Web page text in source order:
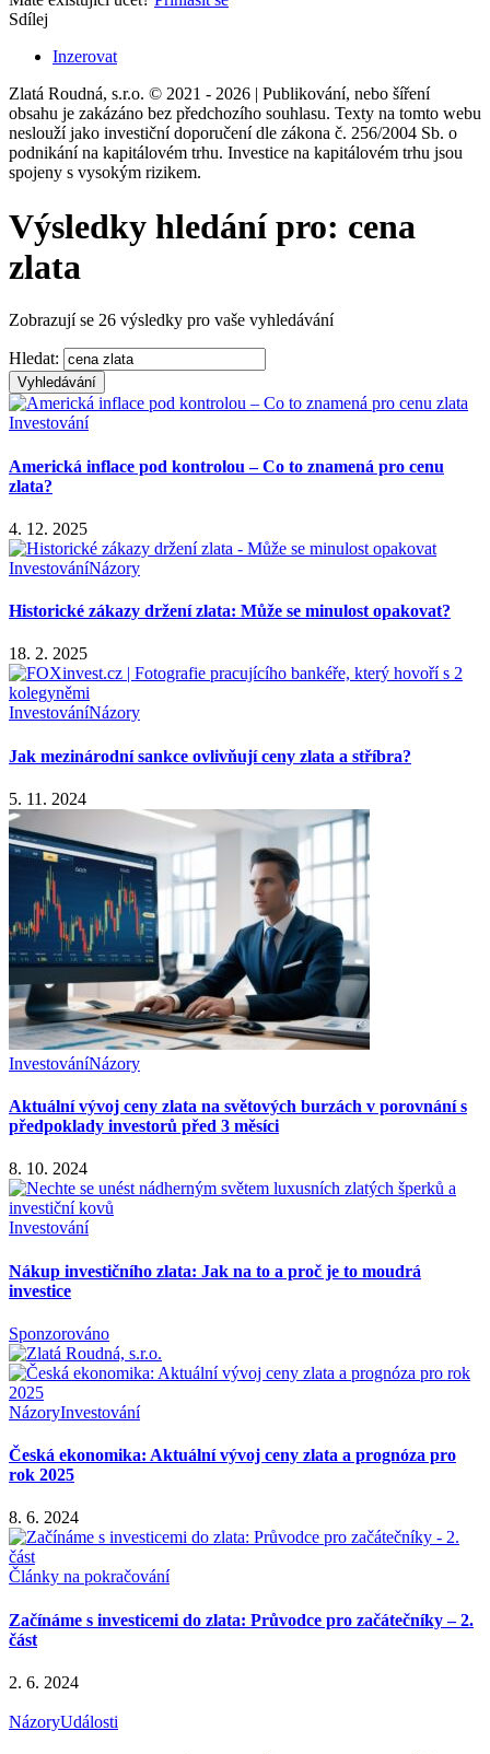
Sdílej
Inzerovat
Zlatá Roudná, s.r.o. © 2021 - 2026 | Publikování, nebo šíření
obsahu je zakázáno bez předchozího souhlasu. Texty na tomto webu
neslouží jako investiční doporučení dle zákona č. 256/2004 Sb. o
podnikání na kapitálovém trhu. Investice na kapitálovém trhu jsou
spojeny s vysokým rizikem.
Výsledky hledání pro: cena
zlata
Zobrazují se 26 výsledky pro vaše vyhledávání
Hledat:
Investování
Americká inflace pod kontrolou – Co to znamená pro cenu
zlata?
4. 12. 2025
InvestováníNázory
Historické zákazy držení zlata: Může se minulost opakovat?
18. 2. 2025
InvestováníNázory
Jak mezinárodní sankce ovlivňují ceny zlata a stříbra?
5. 11. 2024
InvestováníNázory
Aktuální vývoj ceny zlata na světových burzách v porovnání s
předpoklady investorů před 3 měsíci
8. 10. 2024
Investování
Nákup investičního zlata: Jak na to a proč je to moudrá
investice
Sponzorováno
NázoryInvestování
Česká ekonomika: Aktuální vývoj ceny zlata a prognóza pro
rok 2025
8. 6. 2024
Články na pokračování
Začínáme s investicemi do zlata: Průvodce pro začátečníky – 2.
část
2. 6. 2024
NázoryUdálosti